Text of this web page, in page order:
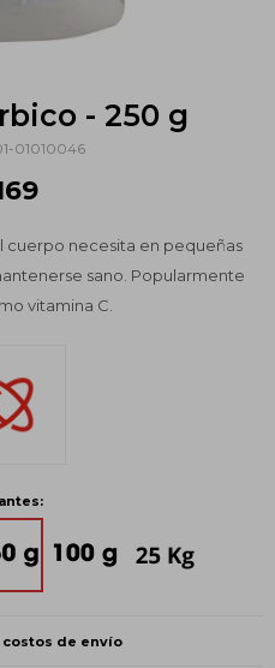
- 250 g
01010046
necesita en pequeñas
sano. Popularmente
vitamina C.
de envío